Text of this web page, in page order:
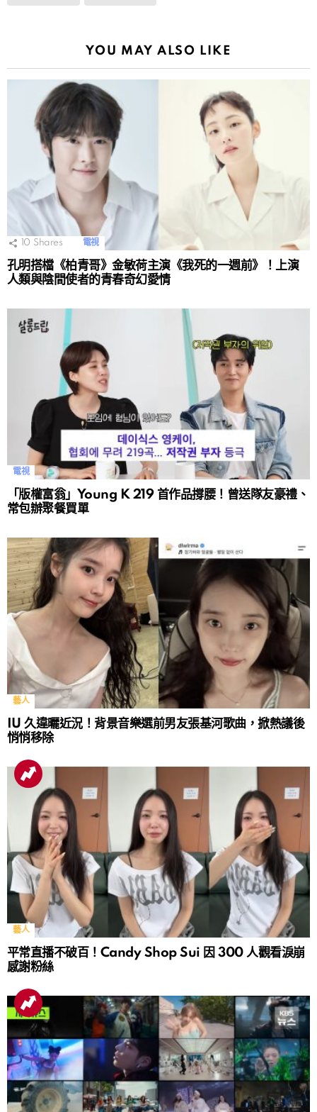
YOU MAY ALSO LIKE
10 Shares 電視
孔明搭檔《柏青哥》金敏荷主演《我死的一週前》！上演
人類與陰間使者的青春奇幻愛情
電視
「版權富翁」Young K 219 首作品撐腰！曾送隊友豪禮、
常包辦聚餐買單
藝人
IU 久違曬近況！背景音樂選前男友張基河歌曲，掀熱議後
悄悄移除
藝人
平常直播不破百！Candy Shop Sui 因 300 人觀看淚崩
感謝粉絲